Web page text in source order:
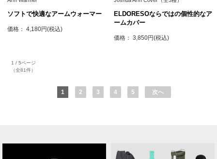
ソフトで快適なアームウォーマー
価格： 4,180円(税込)
ELDORESOならではの個性的なア
ームカバー
価格： 3,850円(税込)
1 / 5ページ
（全81件）
1 2 3 4 5 次へ